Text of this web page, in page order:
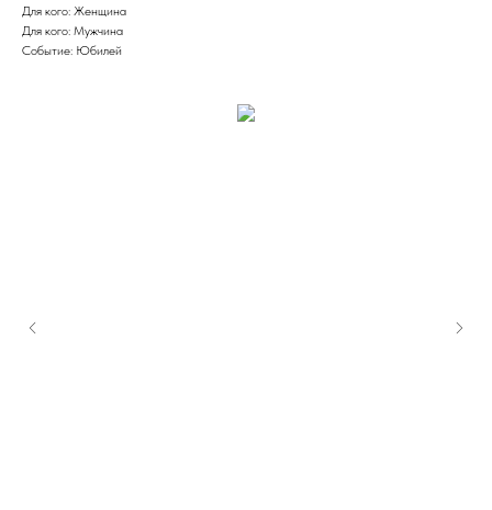
Для кого: Женщина
Для кого: Мужчина
Событие: Юбилей